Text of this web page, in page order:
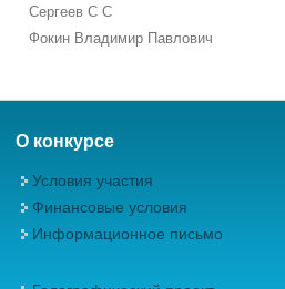
Сергеев С С
Фокин Владимир Павлович
О конкурсе
Условия участия
Финансовые условия
Информационное письмо